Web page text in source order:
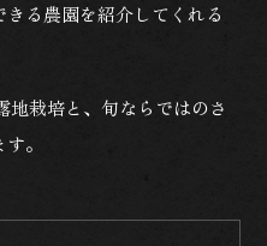
る農園を紹介してくれる
栽培と、旬ならではのさ
。